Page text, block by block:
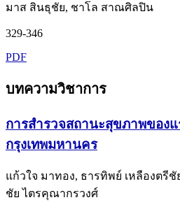
มาส สินธุชัย, ชาโล สาณศิลปิน
329-346
PDF
บทความวิชาการ
การสำรวจสถานะสุขภาพของ
กรุงเทพมหานคร
แก้วใจ มาทอง, ธารทิพย์ เหลืองตรี
ชัย ไตรคุณากรวงศ์